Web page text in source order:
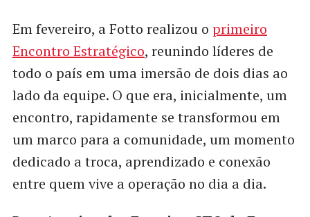
Em fevereiro, a Fotto realizou o primeiro
Encontro Estratégico, reunindo líderes de
todo o país em uma imersão de dois dias ao
lado da equipe. O que era, inicialmente, um
encontro, rapidamente se transformou em
um marco para a comunidade, um momento
dedicado a troca, aprendizado e conexão
entre quem vive a operação no dia a dia.